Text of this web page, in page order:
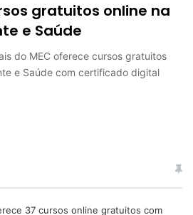
gratuitos online na
e Saúde
do MEC oferece cursos gratuitos
e Saúde com certificado digital
37 cursos online gratuitos com